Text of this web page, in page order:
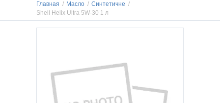
Главная / Масло / Синтетичне /
Shell Helix Ultra 5W-30 1 л